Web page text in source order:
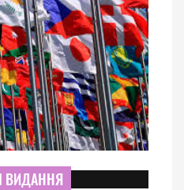
ВИДАННЯ